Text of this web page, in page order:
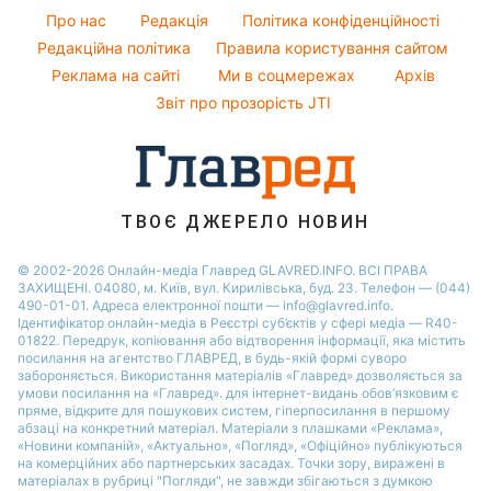
Новини моди
Поради від Андре Тана
Новини Сум
Новини Львова
Новини Черкаси
Новини Дніпра
Новини Рівного
Новини Тернополя
Новини Запоріжжя
Новини Одеси
Про нас Редакція
Політика конфіденційності
Редакційна політика
Правила користування сайтом
Реклама на сайті
Ми в соцмережах
Архів
Звіт про прозорість JTI
ТВОЄ ДЖЕРЕЛО НОВИН
© 2002-2026 Онлайн-медіа Главред GLAVRED.INFO. ВСІ ПРАВА
ЗАХИЩЕНІ. 04080, м. Київ, вул. Кирилівська, буд. 23. Телефон — (044)
490-01-01. Адреса електронної пошти — info@glavred.info.
Ідентифікатор онлайн-медіа в Реєстрі суб’єктів у сфері медіа — R40-
01822. Передрук, копіювання або відтворення інформації, яка містить
посилання на агентство ГЛАВРЕД, в будь-якій формi суворо
забороняється. Використання матеріалів «Главред» дозволяється за
умови посилання на «Главред». для інтернет-видань обов’язковим є
пряме, відкрите для пошукових систем, гіперпосилання в першому
абзаці на конкретний матеріал. Матеріали з плашками «Реклама»,
«Новини компаній», «Актуально», «Погляд», «Офіційно» публікуються
на комерційних або партнерських засадах. Точки зору, виражені в
матеріалах в рубриці "Погляди", не завжди збігаються з думкою